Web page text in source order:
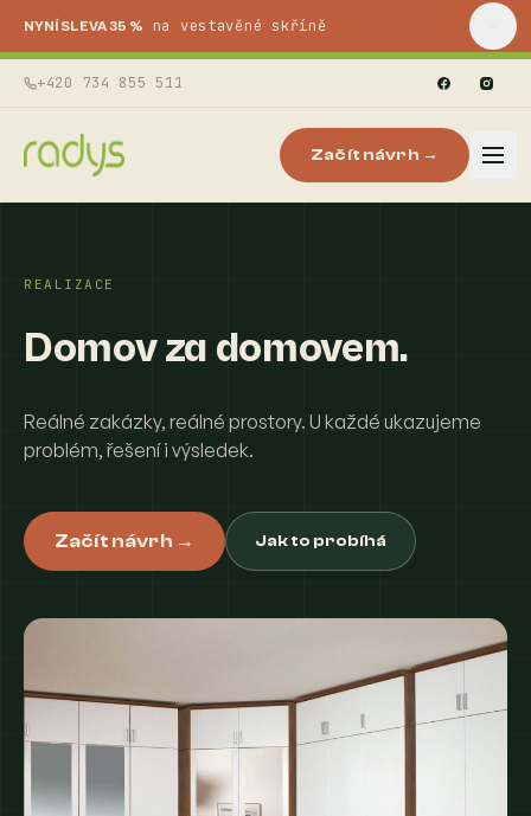
NYNÍ SLEVA 35 % na vestavěné skříně
+420 734 855 511
Začít návrh →
REALIZACE
Domov za domovem.
Reálné zakázky, reálné prostory. U každé ukazujeme
problém, řešení i výsledek.
Začít návrh → Jak to probíhá